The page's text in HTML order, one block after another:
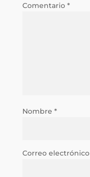
Comentario *
Nombre *
Correo electrónico